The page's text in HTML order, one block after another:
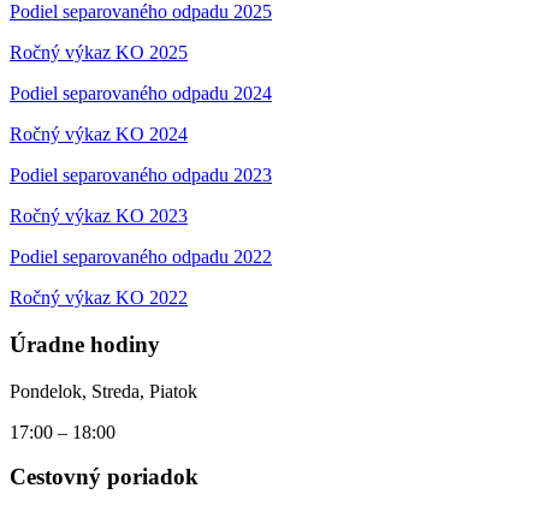
Podiel separovaného odpadu 2025
Ročný výkaz KO 2025
Podiel separovaného odpadu 2024
Ročný výkaz KO 2024
Podiel separovaného odpadu 2023
Ročný výkaz KO 2023
Podiel separovaného odpadu 2022
Ročný výkaz KO 2022
Úradne hodiny
Pondelok, Streda, Piatok
17:00 – 18:00
Cestovný poriadok